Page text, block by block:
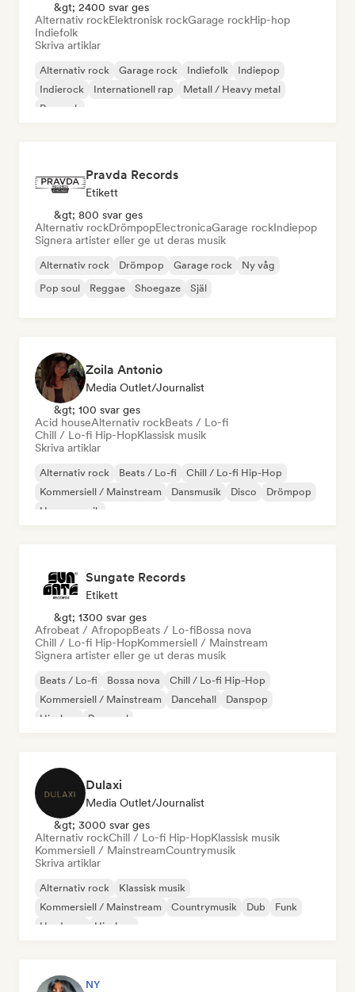
&gt; 2400 svar ges
Alternativ rockElektronisk rockGarage rockHip-hop
Indiefolk
Skriva artiklar
Alternativ rock Garage rock Indiefolk
Indiepop
Indierock
Internationell rap
Metall / Heavy metal
Poprock
Pravda Records
Etikett
&gt; 800 svar ges
Alternativ rockDrömpopElectronicaGarage rockIndiepop
Signera artister eller ge ut deras musik
Alternativ rock Drömpop Garage rock
Ny våg
Pop soul
Reggae Shoegaze Själ
Zoila Antonio
Media Outlet/Journalist
&gt; 100 svar ges
Acid houseAlternativ rockBeats / Lo-fi
Chill / Lo-fi Hip-HopKlassisk musik
Skriva artiklar
Alternativ rock Beats / Lo-fi
Chill / Lo-fi Hip-Hop
Kommersiell / Mainstream
Dansmusik Disco
Drömpop
House-musik
Sungate Records
Etikett
&gt; 1300 svar ges
Afrobeat / AfropopBeats / Lo-fiBossa nova
Chill / Lo-fi Hip-HopKommersiell / Mainstream
Signera artister eller ge ut deras musik
Beats / Lo-fi Bossa nova
Chill / Lo-fi Hip-Hop
Kommersiell / Mainstream
Dancehall
Danspop
Hip-hop
Pop soul
Dulaxi
Media Outlet/Journalist
&gt; 3000 svar ges
Alternativ rockChill / Lo-fi Hip-HopKlassisk musik
Kommersiell / MainstreamCountrymusik
Skriva artiklar
Alternativ rock
Klassisk musik
Kommersiell / Mainstream
Countrymusik Dub
Funk
Hardcore
Hip-hop
NY